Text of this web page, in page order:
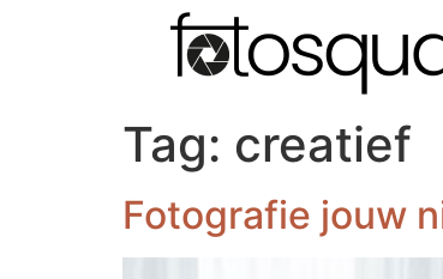
Tag: creatief
Fotografie jouw